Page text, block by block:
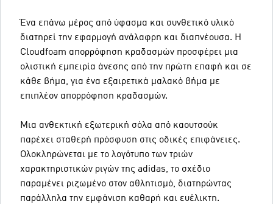
Ένα επάνω μέρος από ύφασμα και συνθετικό υλικό
διατηρεί την εφαρμογή ανάλαφρη και διαπνέουσα. Η
Cloudfoam απορρόφηση κραδασμών προσφέρει μια
ολιστική εμπειρία άνεσης από την πρώτη επαφή και σε
κάθε βήμα, για ένα εξαιρετικά μαλακό βήμα με
επιπλέον απορρόφηση κραδασμών.
Μια ανθεκτική εξωτερική σόλα από καουτσούκ
παρέχει σταθερή πρόσφυση στις οδικές επιφάνειες.
Ολοκληρώνεται με το λογότυπο των τριών
χαρακτηριστικών ριγών της adidas, το σχέδιο
παραμένει ριζωμένο στον αθλητισμό, διατηρώντας
παράλληλα την εμφάνιση καθαρή και ευέλικτη.